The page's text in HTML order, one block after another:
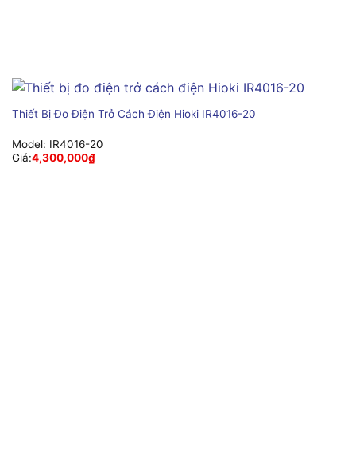
Thiết Bị Đo Điện Trở Cách Điện Hioki IR4016-20
Model: IR4016-20
Giá:4,300,000₫